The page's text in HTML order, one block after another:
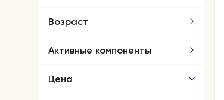
Возраст
Активные компоненты
Цена